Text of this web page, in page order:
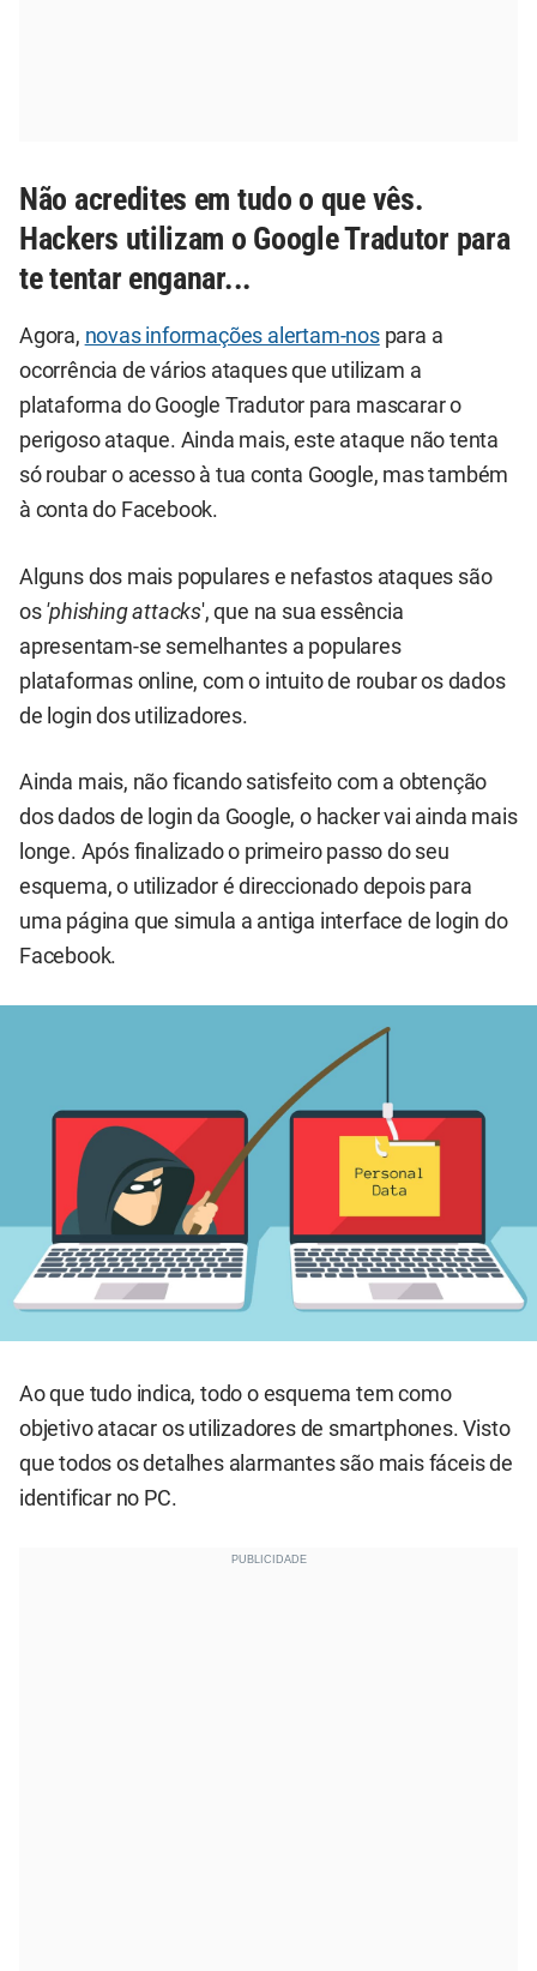
Não acredites em tudo o que vês.
Hackers utilizam o Google Tradutor para
te tentar enganar...
Agora, novas informações alertam-nospara a
ocorrência de vários ataques que utilizam a
plataforma do Google Tradutor para mascarar o
perigoso ataque. Ainda mais, este ataque não tenta
só roubar o acesso à tua conta Google, mas também
à conta do Facebook.
Alguns dos mais populares e nefastos ataques são
os 'phishing attacks', que na sua essência
apresentam-se semelhantes a populares
plataformas online, com o intuito de roubar os dados
de login dos utilizadores.
Ainda mais, não ficando satisfeito com a obtenção
dos dados de login da Google, o hacker vai ainda mais
longe. Após finalizado o primeiro passo do seu
esquema, o utilizador é direccionado depois para
uma página que simula a antiga interface de login do
Facebook.
Ao que tudo indica, todo o esquema tem como
objetivo atacar os utilizadores de smartphones. Visto
que todos os detalhes alarmantes são mais fáceis de
identificar no PC.